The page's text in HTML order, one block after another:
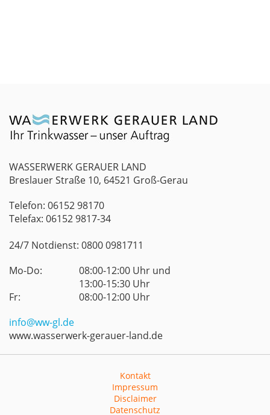
WASSERWERK GERAUER LAND
Breslauer Straße 10, 64521 Groß-Gerau
Telefon: 06152 98170
Telefax: 06152 9817-34
24/7 Notdienst: 0800 0981711
Mo-Do:
08:00-12:00 Uhr und
13:00-15:30 Uhr
Fr:
08:00-12:00 Uhr
info@ww-gl.de
www.wasserwerk-gerauer-land.de
Kontakt
Impressum
Disclaimer
Datenschutz